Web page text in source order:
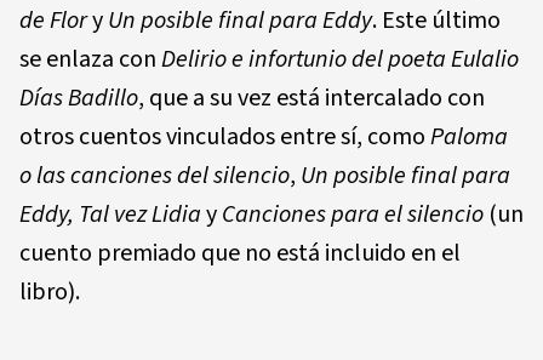
de FloryUnposible final para Eddy. Este último
se enlaza conDelirio e infortunio del poeta Eulalio
Días Badillo, que a su vez está intercalado con
otros cuentos vinculados entre sí, comoPaloma
o las canciones del silencio, Un posible final para
Eddy, Tal vez LidiayCanciones para el silencio (un
cuento premiado que no está incluido en el
libro).